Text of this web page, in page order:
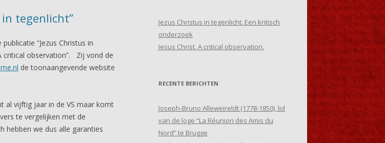
in tegenlicht”
“Jezus Christus in
critical observation”. Zij vond de
de toonaangevende website
al vijftig jaar in de VS maar komt
te vergelijken met de
hebben we dus alle garanties
Jezus Christus in tegenlicht. Een kritisch
onderzoek
Jesus Christ. A critical observation.
RECENTE BERICHTEN
Joseph-Bruno Alleweireldt (1778-1850), lid
van de loge “La Réunion des Amis du
Nord” te Brugge